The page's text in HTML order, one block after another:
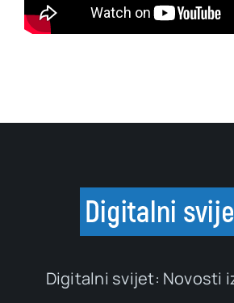
Digitalni svijet: Novosti